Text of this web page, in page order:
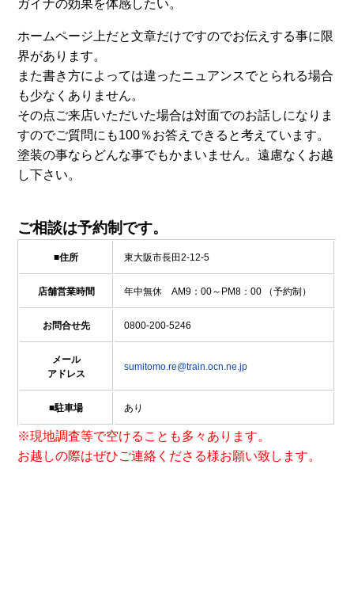
ガイナの効果を体感したい。
ホームページ上だと文章だけですのでお伝えする事に限
界があります。
また書き方によっては違ったニュアンスでとられる場合
も少なくありません。
その点ご来店いただいた場合は対面でのお話しになりま
すのでご質問にも100％お答えできると考えています。
塗装の事ならどんな事でもかまいません。遠慮なくお越
し下さい。
ご相談は予約制です。
■住所 東大阪市長田2-12-5
店舗営業時間 年中無休 AM9：00～PM8：00 （予約制）
お問合せ先 0800-200-5246
メール
アドレス
sumitomo.re@train.ocn.ne.jp
■駐車場 あり
※現地調査等で空けることも多々あります。
お越しの際はぜひご連絡くださる様お願い致します。